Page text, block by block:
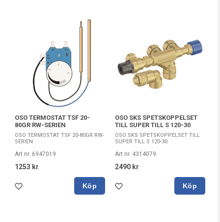
OSO TERMOSTAT TSF 20-
80GR RW-SERIEN
OSO TERMOSTAT TSF 20-80GR RW-
SERIEN
Art nr. 6947019
1253 kr
Köp
OSO SKS SPETSKOPPELSET
TILL SUPER TILL S 120-30
OSO SKS SPETSKOPPELSET TILL
SUPER TILL S 120-30
Art nr. 4314079
2490 kr
Köp